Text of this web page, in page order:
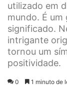
utilizado em
mundo. É um
significado.
intrigante
tornou um
positividade.
0 1 minuto de